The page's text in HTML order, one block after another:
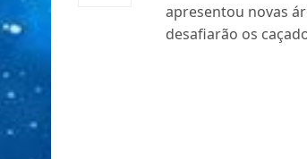
apresentou novas
desafiarão os